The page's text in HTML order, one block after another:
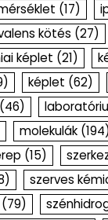
(17)
kötés (27)
képlet (21)
képlet (62)
(46)
molekulák (194)
(15)
szerves
(79)